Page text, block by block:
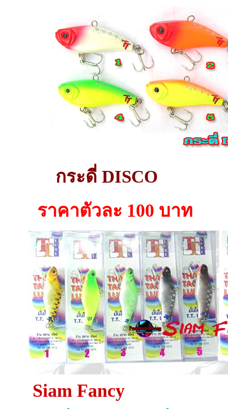
กระดี่ DISCO
ราคาตัวละ 100 บาท
Siam Fancy